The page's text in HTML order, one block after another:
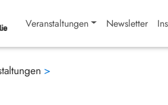
Veranstaltungen Newsletter
>